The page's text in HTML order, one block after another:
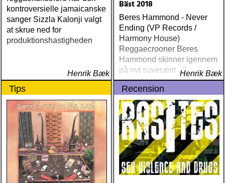
kontroversielle jamaicanske
sanger Sizzla Kalonji valgt
at skrue ned for
produktionshastigheden
Henrik Bæk
Bäst 2018
Beres Hammond - Never
Ending (VP Records /
Harmony House)
Reggaecrooner Beres
Hammond skinner igennem
på nyt suverænt album, der
måske er hans bedste
gennem tiderne
Henrik Bæk
Tips Recension